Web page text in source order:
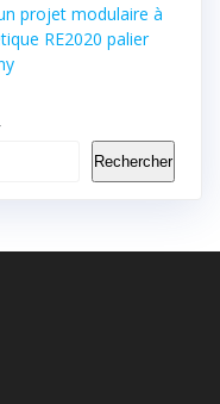
projet modulaire à
RE2020 palier
Rechercher